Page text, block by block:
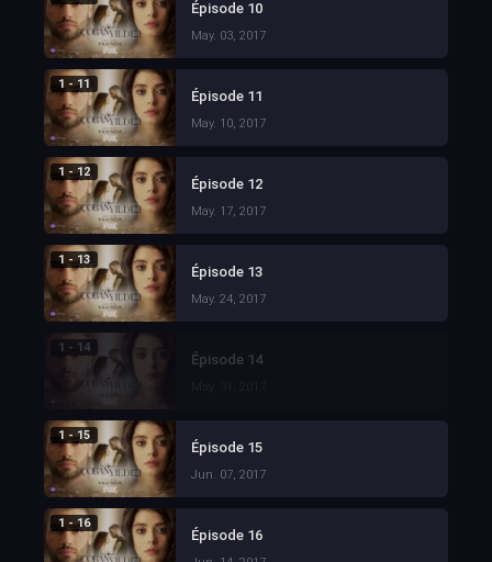
Épisode 10
May. 03, 2017
1 - 11
Épisode 11
May. 10, 2017
1 - 12
Épisode 12
May. 17, 2017
1 - 13
Épisode 13
May. 24, 2017
1 - 14
Épisode 14
1 - 15
Épisode 15
Jun. 07, 2017
1 - 16
Épisode 16